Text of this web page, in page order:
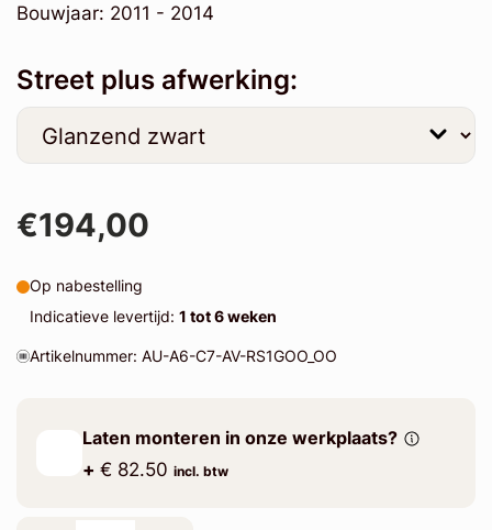
Bouwjaar: 2011 - 2014
Street plus afwerking:
€194,00
Op nabestelling
Indicatieve levertijd: 1 tot 6 weken
Artikelnummer: AU-A6-C7-AV-RS1GOO_OO
Laten monteren in onze werkplaats?
+ € 82.50 incl. btw